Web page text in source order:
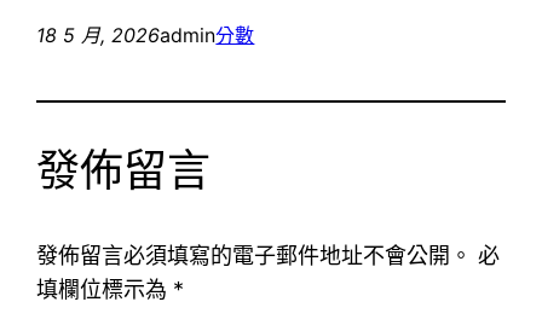
18 5 月, 2026admin分數
發佈留言
發佈留言必須填寫的電子郵件地址不會公開。 必
填欄位標示為 *